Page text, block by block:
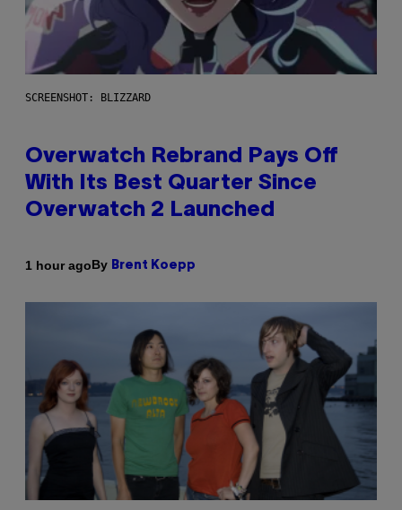
SCREENSHOT: BLIZZARD
Overwatch Rebrand Pays Off
With Its Best Quarter Since
Overwatch 2 Launched
1 hour agoBy Brent Koepp